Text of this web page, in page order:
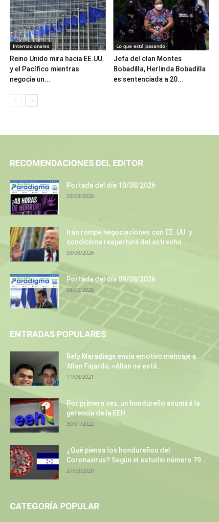
Internacionales
Reino Unido mira hacia EE.UU.
y el Pacífico mientras
negocia un...
Lo que está pasando
Jefa del clan Montes
Bobadilla, Herlinda Bobadilla
es sentenciada a 20...
RECOMENDACIONES DEL EDITOR
Portada del día 10/08/2026
09/08/2026
Irán rompe negociaciones con EE. UU. y
condiciona reapertura del estrecho...
09/08/2026
Portada del día 09/08/2026
08/08/2026
ENTRADAS POPULARES
Rely Maradiaga envía emotivo mensaje a
Allan Fajardo, «Allan se está...
11/08/2021
Por primera vez, un hondureño asumirá la
gerencia de la EEH
30/01/2022
¿Qué piensa los hondureños del
Coronavirus? Según el estudio número 79...
27/03/2020
CATEGORÍA POPULAR